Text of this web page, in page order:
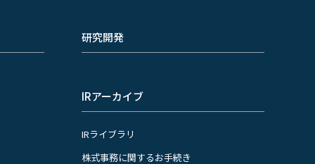
研究開発
IRアーカイブ
IRライブラリ
株式事務に関するお手続き